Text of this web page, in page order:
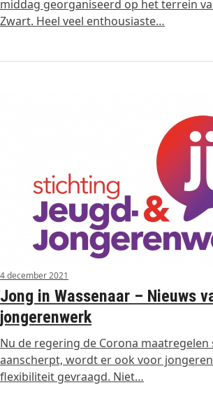
middag georganiseerd op het terrein
Zwart. Heel veel enthousiaste…
4 december 2021
Jong in Wassenaar – Nieuws
jongerenwerk
Nu de regering de Corona maatregelen
aanscherpt, wordt er ook voor
flexibiliteit gevraagd. Niet…